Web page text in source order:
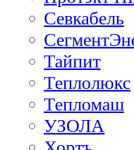
Севкабель
Тайпит
Теплолюкс
Тепломаш
УЗОЛА